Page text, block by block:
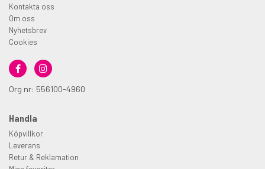
Kontakta oss
Om oss
Nyhetsbrev
Cookies
Org nr: 556100-4960
Handla
Köpvillkor
Leverans
Retur & Reklamation